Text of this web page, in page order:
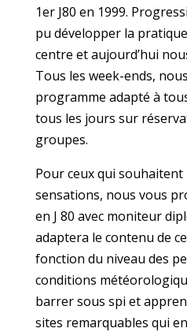
1er J80 en 1999.
pu développer la
centre et aujourd’hui
Tous les week-ends,
programme adapté à
tous les jours sur
groupes.
Pour ceux qui
sensations, nous vous
en J 80 avec moniteur
adaptera le contenu de
fonction du niveau des
conditions
barrer sous spi et
sites remarquables qui